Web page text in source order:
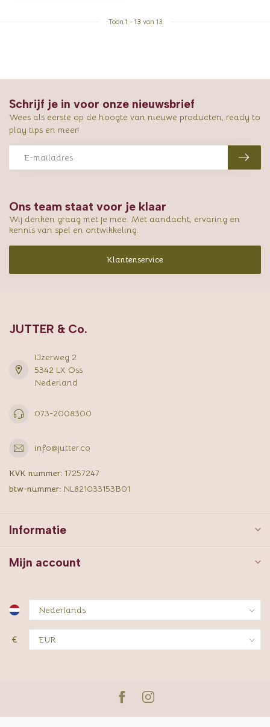
Toon 1 - 13 van 13
Ons team staat voor je klaar
Wij denken graag met je mee. Met aandacht, ervaring en
kennis van spel en ontwikkeling.
Klantenservice
Schrijf je in voor onze nieuwsbrief
Wees als eerste op de hoogte van nieuwe producten, ready to
play tips en meer!
JUTTER & Co.
IJzerweg 2
5342 LX Oss
Nederland
073-2008300
info@jutter.co
KVK nummer: 17257247
btw-nummer: NL821033153B01
Informatie
Mijn account
€